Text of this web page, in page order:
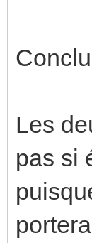
Les
pas si